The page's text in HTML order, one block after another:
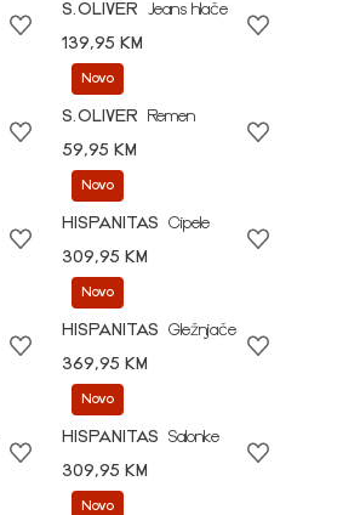
S.OLIVER
Jeans hlače
139,95 KM
Novo
S.OLIVER
Remen
59,95 KM
Novo
HISPANITAS
Cipele
309,95 KM
Novo
HISPANITAS
Gležnjače
369,95 KM
Novo
HISPANITAS
Salonke
309,95 KM
Novo